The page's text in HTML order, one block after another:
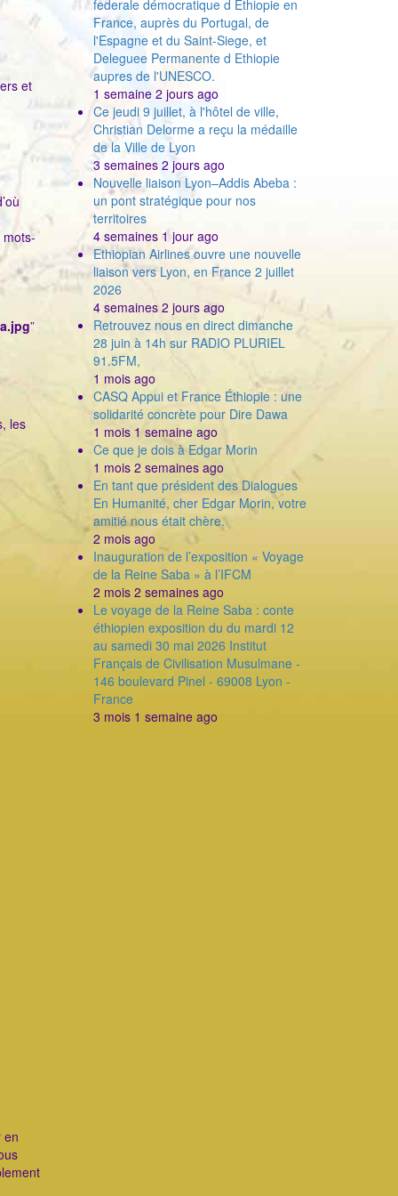
et
”
les
en
federale démocratique d Ethiopie en
France, auprès du Portugal, de
l'Espagne et du Saint-Siege, et
Deleguee Permanente d Ethiopie
aupres de l'UNESCO.
1 semaine 2 jours ago
Ce jeudi 9 juillet, à l'hôtel de ville,
Christian Delorme a reçu la médaille
de la Ville de Lyon
3 semaines 2 jours ago
Nouvelle liaison Lyon–Addis Abeba :
un pont stratégique pour nos
territoires
4 semaines 1 jour ago
Ethiopian Airlines ouvre une nouvelle
liaison vers Lyon, en France 2 juillet
2026
4 semaines 2 jours ago
Retrouvez nous en direct dimanche
28 juin à 14h sur RADIO PLURIEL
91.5FM,
1 mois ago
CASQ Appui et France Éthiopie : une
solidarité concrète pour Dire Dawa
1 mois 1 semaine ago
Ce que je dois à Edgar Morin
1 mois 2 semaines ago
En tant que président des Dialogues
En Humanité, cher Edgar Morin, votre
amitié nous était chère.
2 mois ago
Inauguration de l’exposition « Voyage
de la Reine Saba » à l’IFCM
2 mois 2 semaines ago
Le voyage de la Reine Saba : conte
éthiopien exposition du du mardi 12
au samedi 30 mai 2026 Institut
Français de Civilisation Musulmane -
146 boulevard Pinel - 69008 Lyon -
France
3 mois 1 semaine ago